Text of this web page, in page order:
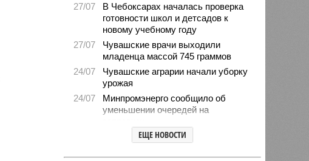
27/07
В Чебоксарах началась проверка
готовности школ и детсадов к
новому учебному году
27/07
Чувашские врачи выходили
младенца массой 745 граммов
24/07
Чувашские аграрии начали уборку
урожая
24/07
Минпромэнерго сообщило об
уменьшении очередей на
В Чувашии за 6 месяцев изъято
ЕЩЕ НОВОСТИ